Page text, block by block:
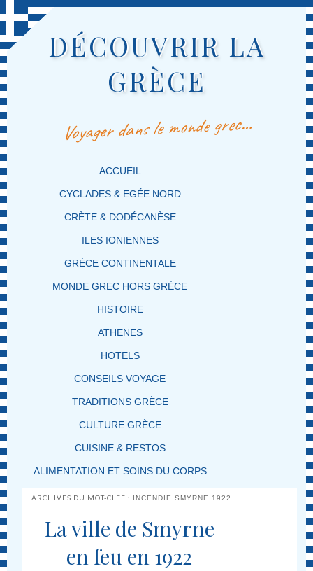
DÉCOUVRIR LA
GRÈCE
Voyager dans le monde grec…
MENU PRINCIPAL
MASQUER LA NAVIGATION PRINCIPALE
MASQUER LA NAVIGATION SECONDAIRE
ACCUEIL
CYCLADES & EGÉE NORD
CRÈTE & DODÉCANÈSE
ILES IONIENNES
GRÈCE CONTINENTALE
MONDE GREC HORS GRÈCE
HISTOIRE
ATHENES
HOTELS
CONSEILS VOYAGE
TRADITIONS GRÈCE
CULTURE GRÈCE
CUISINE & RESTOS
ALIMENTATION ET SOINS DU CORPS
ARCHIVES DU MOT-CLEF : INCENDIE SMYRNE 1922
La ville de Smyrne
en feu en 1922